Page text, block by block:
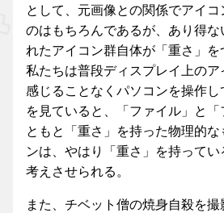
として、元画像との関係でアイ
のはもちろんであるが、あり得
れたアイコン群自体が「重さ」を
私たちは普段ディスプレイ上の
感じることなくパソコンを操作
を見ていると、「ファイル」と
ともと「重さ」を持った物理的な
ンは、やはり「重さ」を持ってい
考えさせられる。
また、チベット僧の焼身自殺を